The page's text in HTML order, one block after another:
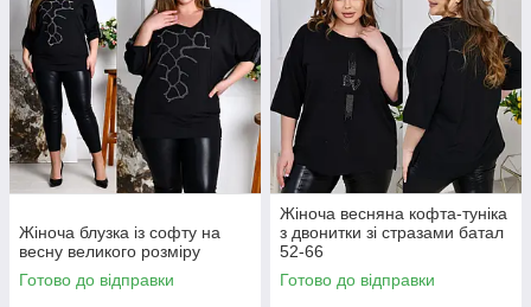
Жіноча блузка із софту на
весну великого розміру
Готово до відправки
Жіноча весняна кофта-туніка
з двонитки зі стразами батал
52-66
Готово до відправки